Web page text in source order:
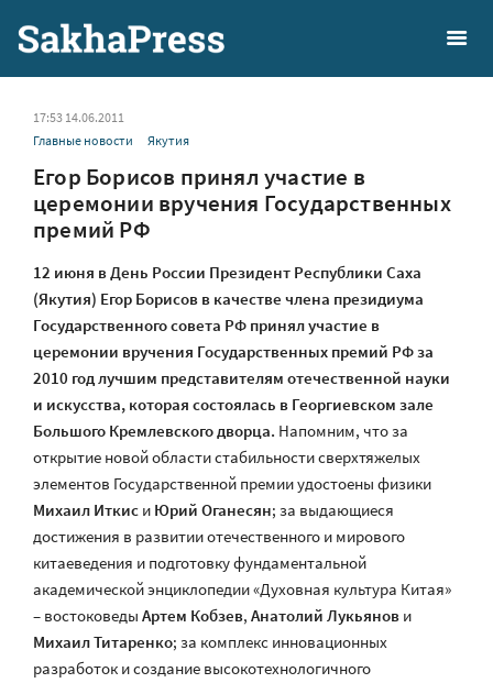
17:53 14.06.2011
Главные новости
Якутия
Егор Борисов принял участие в
церемонии вручения Государственных
премий РФ
12 июня в День России Президент Республики Саха
(Якутия) Егор Борисов в качестве члена президиума
Государственного совета РФ принял участие в
церемонии вручения Государственных премий РФ за
2010 год лучшим представителям отечественной науки
и искусства, которая состоялась в Георгиевском зале
Большого Кремлевского дворца. Напомним, что за
открытие новой области стабильности сверхтяжелых
элементов Государственной премии удостоены физики
Михаил Иткис и Юрий Оганесян; за выдающиеся
достижения в развитии отечественного и мирового
китаеведения и подготовку фундаментальной
академической энциклопедии «Духовная культура Китая»
– востоковеды Артем Кобзев, Анатолий Лукьянов и
Михаил Титаренко; за комплекс инновационных
разработок и создание высокотехнологичного